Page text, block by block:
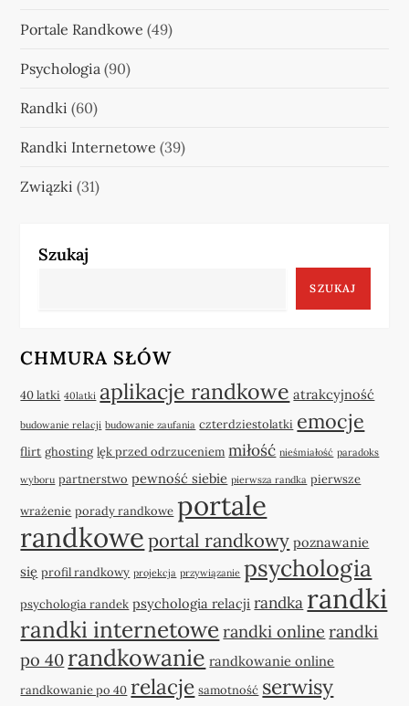
Portale Randkowe (49)
Psychologia (90)
Randki (60)
Randki Internetowe (39)
Związki (31)
Szukaj
SZUKAJ
CHMURA SŁÓW
40 latki 40latki aplikacje randkowe atrakcyjność
budowanie relacji budowanie zaufania czterdziestolatki emocje
flirt ghosting lęk przed odrzuceniem miłość nieśmiałość paradoks
wyboru partnerstwo pewność siebie pierwsza randka pierwsze
wrażenie porady randkowe portale
randkowe portal randkowy poznawanie
się profil randkowy projekcja przywiązanie psychologia
psychologia randek psychologia relacji randka randki
randki internetowe randki online randki
po 40 randkowanie randkowanie online
randkowanie po 40 relacje samotność serwisy